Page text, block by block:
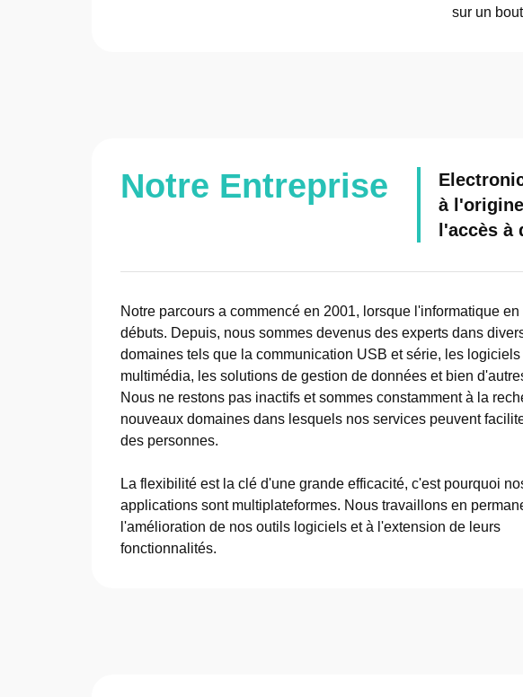
sur un
Notre Entreprise
à
l'accès à
Notre parcours a commencé en 2001, lorsque l'informatique en
débuts. Depuis, nous sommes devenus des experts dans
domaines tels que la communication USB et série, les
multimédia, les solutions de gestion de données et bien
Nous ne restons pas inactifs et sommes constamment à la
nouveaux domaines dans lesquels nos services peuvent
des personnes.
La flexibilité est la clé d'une grande efficacité, c'est pourquoi
applications sont multiplateformes. Nous travaillons en
l'amélioration de nos outils logiciels et à l'extension de leurs
fonctionnalités.